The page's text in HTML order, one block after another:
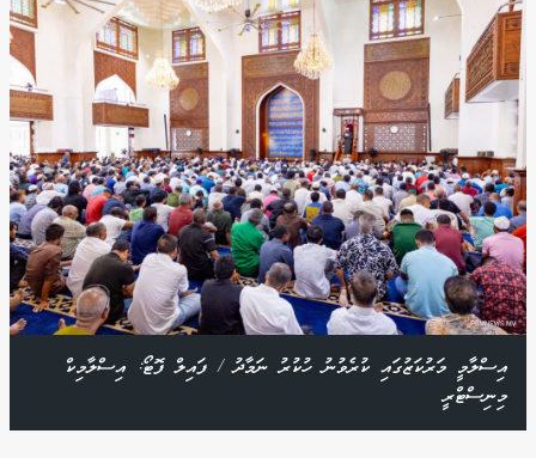
އިސްލާމީ މަރުކަޒުގައި ކުރެވުނު ހުކުރު ނަމާދު / ފައިލް ފޮޓޯ: އިސްލާމިކް
މިނިސްޓްރީ